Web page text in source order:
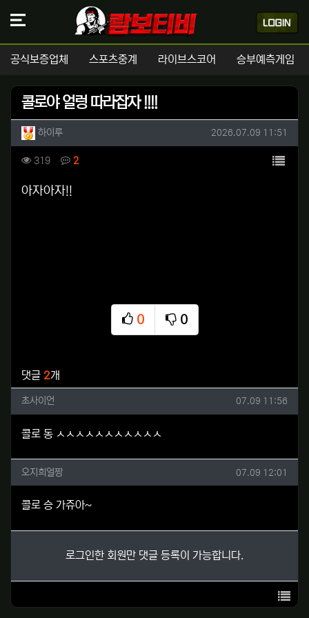
공식보증업체 스포츠중계 라이브스코어 승부예측게임
콜로야 얼렁 따라잡자 !!!!
작성자 정보
하이루작성 작성일
2026.07.09 11:51
컨텐츠 정보
319조회 2댓글 목록
본문
아자아자!!
0
추천
0
비추천
댓글 2개
초사이언님의 댓글
초사이언 작성일
07.09 11:56
콜로 동 ㅅㅅㅅㅅㅅㅅㅅㅅㅅㅅㅅ
오지희얼짱님의 댓글
오지희얼짱 작성일
07.09 12:01
콜로 승 가쥬아~
로그인한 회원만 댓글 등록이 가능합니다.
목록